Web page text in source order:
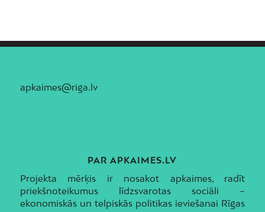
apkaimes@riga.lv
PAR APKAIMES.LV
Projekta mērķis ir nosakot apkaimes, radīt
priekšnoteikumus līdzsvarotas sociāli –
ekonomiskās un telpiskās politikas ieviešanai Rīgas